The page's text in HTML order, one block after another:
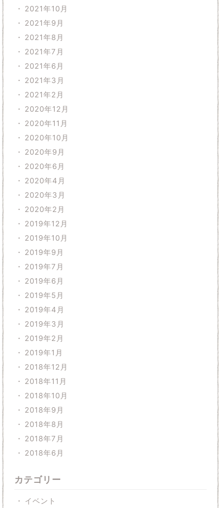
2021年10月
2021年9月
2021年8月
2021年7月
2021年6月
2021年3月
2021年2月
2020年12月
2020年11月
2020年10月
2020年9月
2020年6月
2020年4月
2020年3月
2020年2月
2019年12月
2019年10月
2019年9月
2019年7月
2019年6月
2019年5月
2019年4月
2019年3月
2019年2月
2019年1月
2018年12月
2018年11月
2018年10月
2018年9月
2018年8月
2018年7月
2018年6月
カテゴリー
イベント